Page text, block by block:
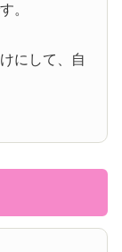
。
にして、自